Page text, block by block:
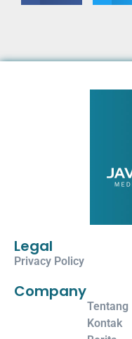
Legal
Privacy Policy
Tentang
Kontak
Company